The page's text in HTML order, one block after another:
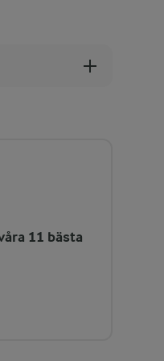
11 bästa